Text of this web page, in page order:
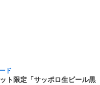
「エヴァンゲリオン初号機」
500ml缶には「エヴァンゲリ